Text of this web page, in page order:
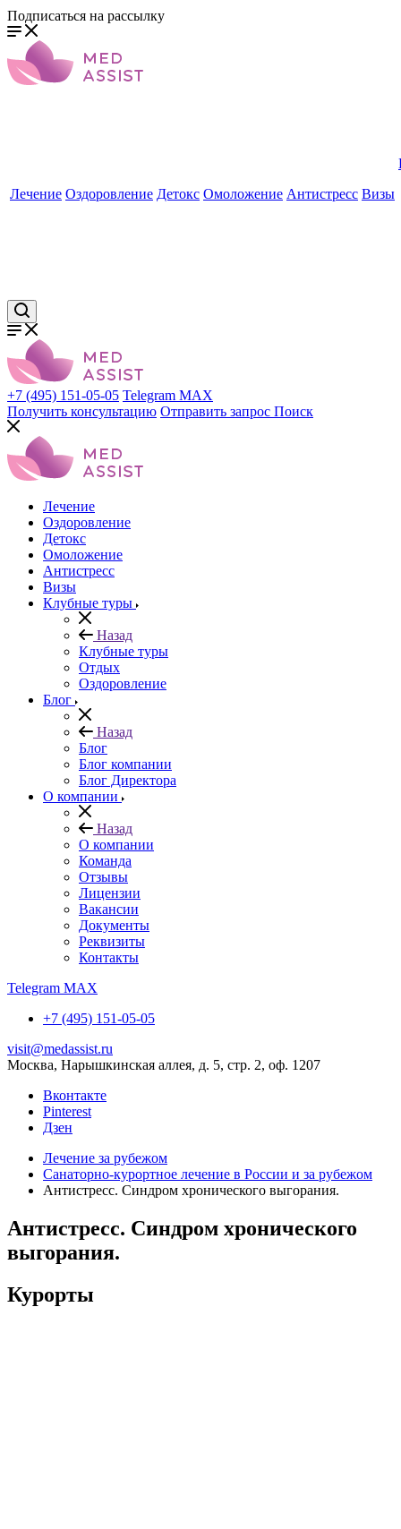
Подписаться на рассылку
Лечение Оздоровление Детокс Омоложение Антистресс Визы
+7 (495) 151-05-05 Telegram MAX
Получить консультацию Отправить запрос Поиск
Лечение
Оздоровление
Детокс
Омоложение
Антистресс
Визы
Клубные туры
Назад
Клубные туры
Отдых
Оздоровление
Блог
Назад
Блог
Блог компании
Блог Директора
О компании
Назад
О компании
Команда
Отзывы
Лицензии
Вакансии
Документы
Реквизиты
Контакты
Telegram MAX
+7 (495) 151-05-05
visit@medassist.ru
Москва, Нарышкинская аллея, д. 5, стр. 2, оф. 1207
Вконтакте
Pinterest
Дзен
Лечение за рубежом
Санаторно-курортное лечение в России и за рубежом
Антистресс. Синдром хронического выгорания.
Антистресс. Синдром хронического
выгорания.
Курорты